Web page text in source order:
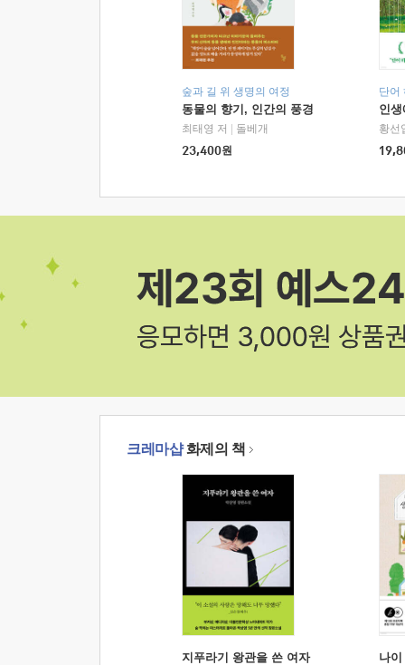
숲과 길 위 생명의 여정
동물의 향기, 인간의 풍경
최태영 저
돌베개
23,400원
단어
인
황선
크레마샵화제의 책
지푸라기 왕관을 쓴 여자 나